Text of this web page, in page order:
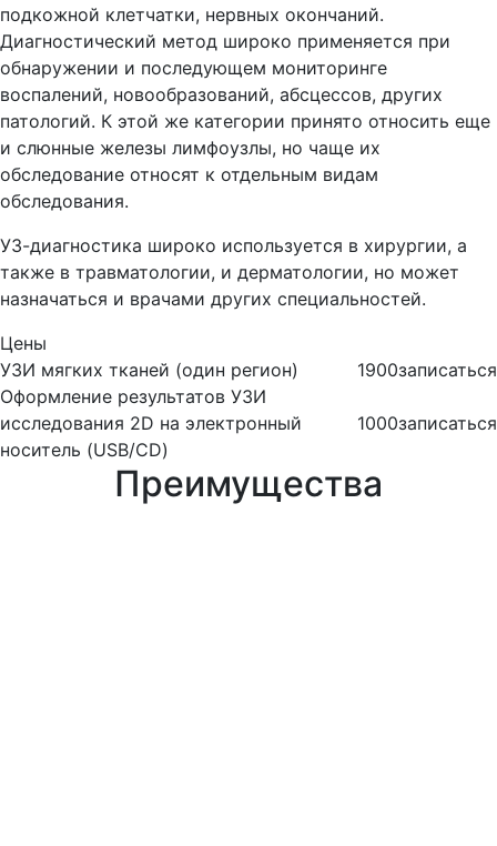
подкожной клетчатки, нервных окончаний.
Диагностический метод широко применяется при
обнаружении и последующем мониторинге
воспалений, новообразований, абсцессов, других
патологий. К этой же категории принято относить еще
и слюнные железы лимфоузлы, но чаще их
обследование относят к отдельным видам
обследования.
УЗ-диагностика широко используется в хирургии, а
также в травматологии, и дерматологии, но может
назначаться и врачами других специальностей.
Цены
УЗИ мягких тканей (один регион)
1900записаться
Оформление результатов УЗИ
исследования 2D на электронный
носитель (USB/CD)
1000записаться
Преимущества